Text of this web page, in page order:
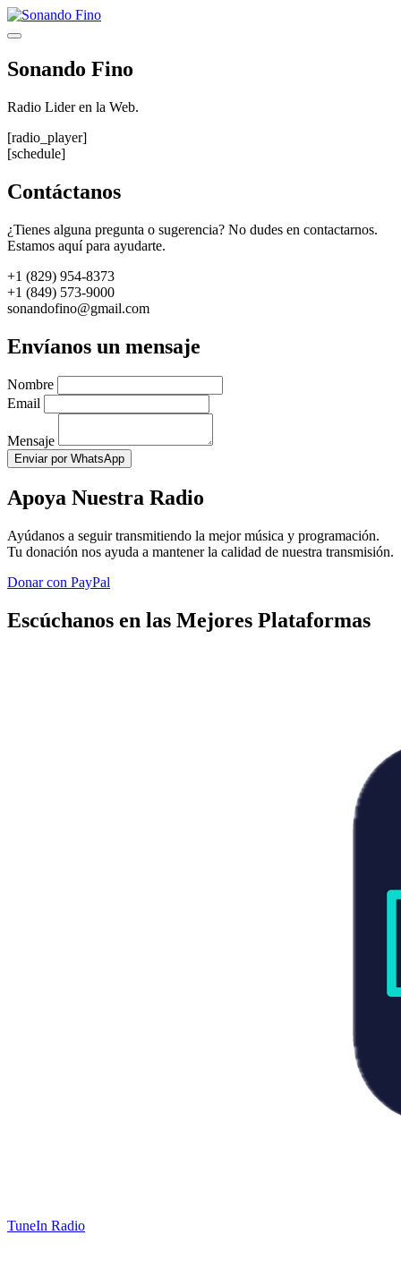
Saltar
al
Menú
Sonando Fino
Radio Lider en la Web.
[radio_player]
[schedule]
Contáctanos
¿Tienes alguna pregunta o sugerencia? No dudes en contactarnos.
Estamos aquí para ayudarte.
+1 (829) 954-8373
+1 (849) 573-9000
sonandofino@gmail.com
Envíanos un mensaje
Nombre
Email
Mensaje
Enviar por WhatsApp
Apoya Nuestra Radio
Ayúdanos a seguir transmitiendo la mejor música y programación.
Tu donación nos ayuda a mantener la calidad de nuestra transmisión.
Donar con PayPal
Escúchanos en las Mejores Plataformas
TuneIn Radio